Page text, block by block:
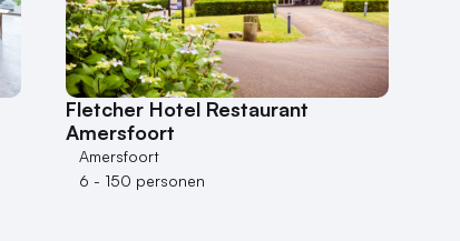
Fletcher Hotel Restaurant
Amersfoort
Amersfoort
6 - 150 personen